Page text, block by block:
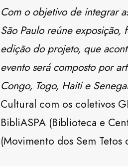
Com o objetivo de integrar
São Paulo reúne exposição,
edição do projeto, que
evento será composto por
Congo, Togo, Haiti e
Cultural com os coletivos
BibliASPA (Biblioteca e
(Movimento dos Sem